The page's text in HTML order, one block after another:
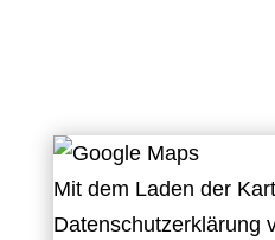
Mit dem Laden der
Datenschutzerklärung